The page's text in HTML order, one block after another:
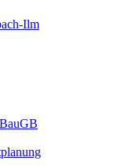
Ilm